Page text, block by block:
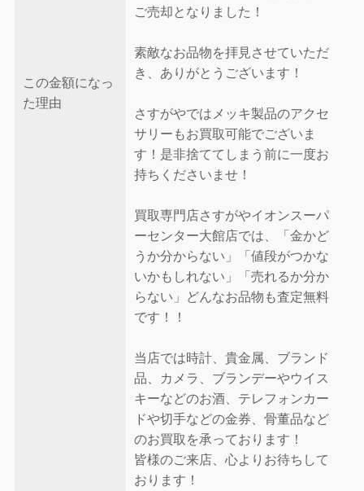
この金額になっ
た理由
ご売却となりました！
素敵なお品物を拝見させていただ
き、ありがとうございます！
さすがやではメッキ製品のアクセ
サリーもお買取可能でございま
す！是非捨ててしまう前に一度お
持ちくださいませ！
買取専門店さすがやイオンスーパ
ーセンター大館店では、「金かど
うか分からない」「値段がつかな
いかもしれない」「売れるか分か
らない」どんなお品物も査定無料
です！！
当店では時計、貴金属、ブランド
品、カメラ、ブランデーやウイス
キーなどのお酒、テレフォンカー
ドや切手などの金券、骨董品など
のお買取を承っております！
皆様のご来店、心よりお待ちして
おります！